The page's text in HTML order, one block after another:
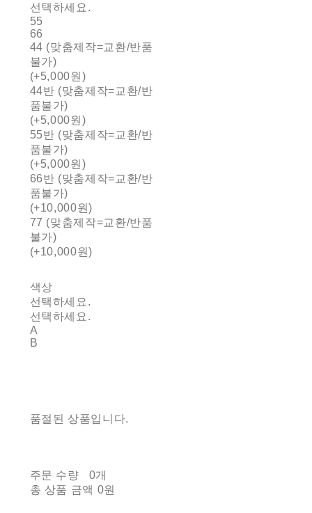
선택하세요.
55
66
44 (맞춤제작=교환/반품
불가)
(+5,000원)
44반 (맞춤제작=교환/반
품불가)
(+5,000원)
55반 (맞춤제작=교환/반
품불가)
(+5,000원)
66반 (맞춤제작=교환/반
품불가)
(+10,000원)
77 (맞춤제작=교환/반품
불가)
(+10,000원)
색상
선택하세요.
선택하세요.
A
B
품절된 상품입니다.
주문 수량
0개
총 상품 금액 0원